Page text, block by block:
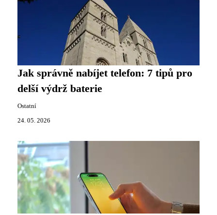
Jak správně nabíjet telefon: 7 tipů pro
delší výdrž baterie
Ostatní
24. 05. 2026